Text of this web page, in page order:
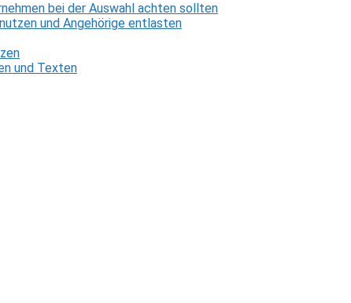
bei der Auswahl achten sollten
und Angehörige entlasten
und Texten